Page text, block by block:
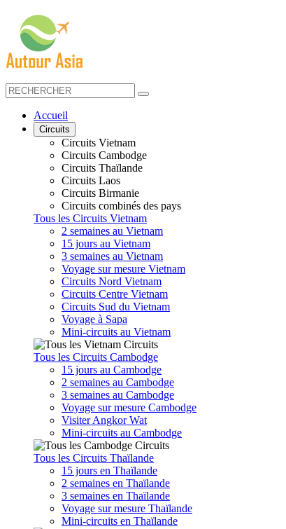
Accueil
Circuits
Circuits Vietnam
Circuits Cambodge
Circuits Thaïlande
Circuits Laos
Circuits Birmanie
Circuits combinés des pays
Tous les Circuits Vietnam
2 semaines au Vietnam
15 jours au Vietnam
3 semaines au Vietnam
Voyage sur mesure Vietnam
Circuits Nord Vietnam
Circuits Centre Vietnam
Circuits Sud du Vietnam
Voyage à Sapa
Mini-circuits au Vietnam
Tous les Circuits Cambodge
15 jours au Cambodge
2 semaines au Cambodge
3 semaines au Cambodge
Voyage sur mesure Cambodge
Visiter Angkor Wat
Mini-circuits au Cambodge
Tous les Circuits Thaïlande
15 jours en Thaïlande
2 semaines en Thaïlande
3 semaines en Thaïlande
Voyage sur mesure Thaïlande
Mini-circuits en Thaïlande